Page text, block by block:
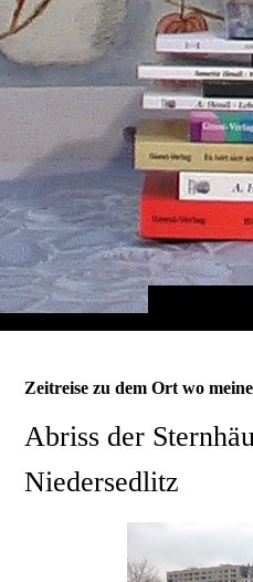
Zeitreise zu dem Ort wo
Abriss der
Niedersedlitz